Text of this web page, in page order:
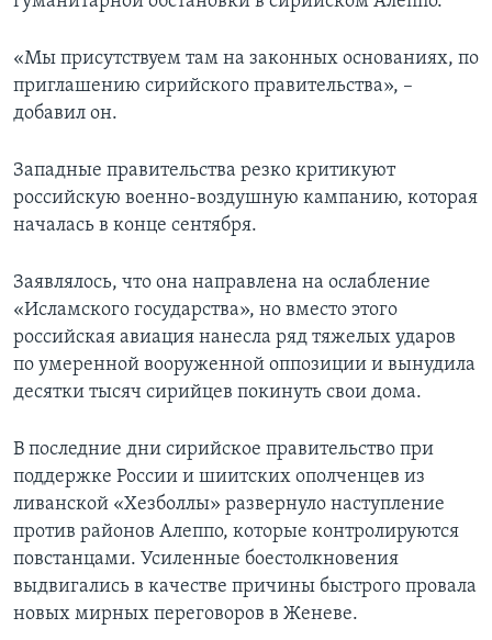
«Мы присутствуем там на законных основаниях, по
приглашению сирийского правительства», –
добавил он.
Западные правительства резко критикуют
российскую военно-воздушную кампанию, которая
началась в конце сентября.
Заявлялось, что она направлена на ослабление
«Исламского государства», но вместо этого
российская авиация нанесла ряд тяжелых ударов
по умеренной вооруженной оппозиции и вынудила
десятки тысяч сирийцев покинуть свои дома.
В последние дни сирийское правительство при
поддержке России и шиитских ополченцев из
ливанской «Хезболлы» развернуло наступление
против районов Алеппо, которые контролируются
повстанцами. Усиленные боестолкновения
выдвигались в качестве причины быстрого провала
новых мирных переговоров в Женеве.